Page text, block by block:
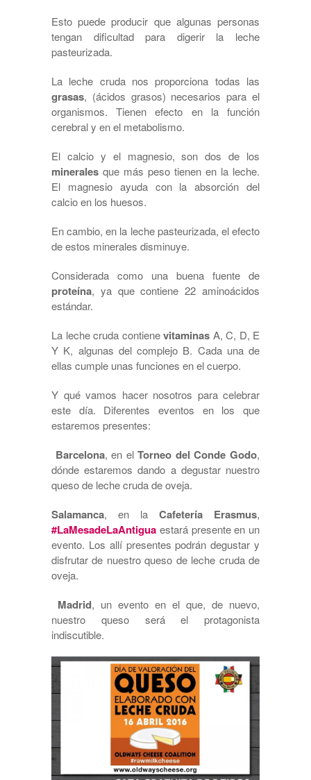
Esto puede producir que algunas personas
tengan dificultad para digerir la leche
pasteurizada.
La leche cruda nos proporciona todas las
grasas, (ácidos grasos) necesarios para el
organismos. Tienen efecto en la función
cerebral y en el metabolismo.
El calcio y el magnesio, son dos de los
minerales que más peso tienen en la leche.
El magnesio ayuda con la absorción del
calcio en los huesos.
En cambio, en la leche pasteurizada, el efecto
de estos minerales disminuye.
Considerada como una buena fuente de
proteína, ya que contiene 22 aminoácidos
estándar.
La leche cruda contienevitaminas A, C, D, E
Y K, algunas del complejo B. Cada una de
ellas cumple unas funciones en el cuerpo.
Y qué vamos hacer nosotros para celebrar
este día. Diferentes eventos en los que
estaremos presentes:
Barcelona, en elTorneo del Conde Godo,
dónde estaremos dando a degustar nuestro
queso de leche cruda de oveja.
Salamanca, en la Cafetería Erasmus,
#LaMesadeLaAntigua estará presente en un
evento. Los allí presentes podrán degustar y
disfrutar de nuestro queso de leche cruda de
oveja.
Madrid, un evento en el que, de nuevo,
nuestro queso será el protagonista
indiscutible.